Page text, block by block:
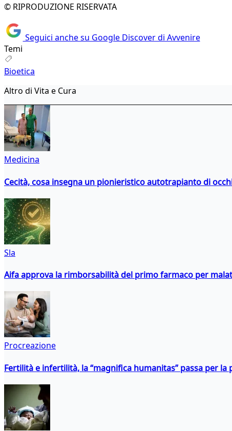
© RIPRODUZIONE RISERVATA
Seguici anche su Google Discover di Avvenire
Temi
Bioetica
Altro di Vita e Cura
Medicina
Cecità, cosa insegna un pionieristico autotrapianto di
Sla
Aifa approva la rimborsabilità del primo farmaco per
Procreazione
Fertilità e infertilità, la “magnifica humanitas” passa per la